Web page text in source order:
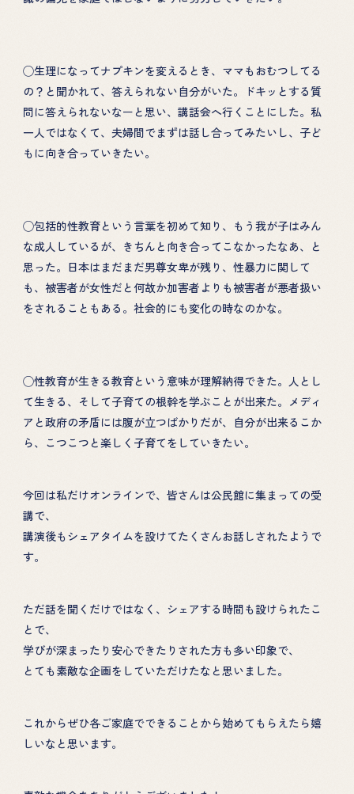
◯生理になってナプキンを変えるとき、ママもおむつしてる
の？と聞かれて、答えられない自分がいた。ドキッとする質
問に答えられないなーと思い、講話会へ行くことにした。私
一人ではなくて、夫婦間でまずは話し合ってみたいし、子ど
もに向き合っていきたい。
◯包括的性教育という言葉を初めて知り、もう我が子はみん
な成人しているが、きちんと向き合ってこなかったなあ、と
思った。日本はまだまだ男尊女卑が残り、性暴力に関して
も、被害者が女性だと何故か加害者よりも被害者が悪者扱い
をされることもある。社会的にも変化の時なのかな。
◯性教育が生きる教育という意味が理解納得できた。人とし
て生きる、そして子育ての根幹を学ぶことが出来た。メディ
アと政府の矛盾には腹が立つばかりだが、自分が出来るこか
ら、こつこつと楽しく子育てをしていきたい。
今回は私だけオンラインで、皆さんは公民館に集まっての受
講で、
講演後もシェアタイムを設けてたくさんお話しされたようで
す。
ただ話を聞くだけではなく、シェアする時間も設けられたこ
とで、
学びが深まったり安心できたりされた方も多い印象で、
とても素敵な企画をしていただけたなと思いました。
これからぜひ各ご家庭でできることから始めてもらえたら嬉
しいなと思います。